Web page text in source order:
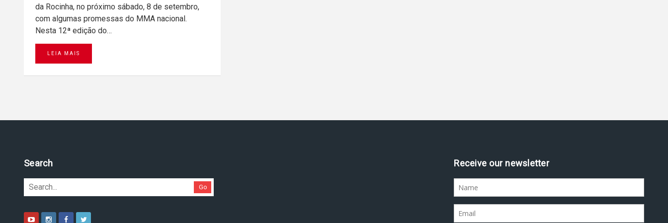
da Rocinha, no próximo sábado, 8 de setembro,
com algumas promessas do MMA nacional.
Nesta 12ª edição do…
LEIA MAIS
Search
Go
Receive our newsletter